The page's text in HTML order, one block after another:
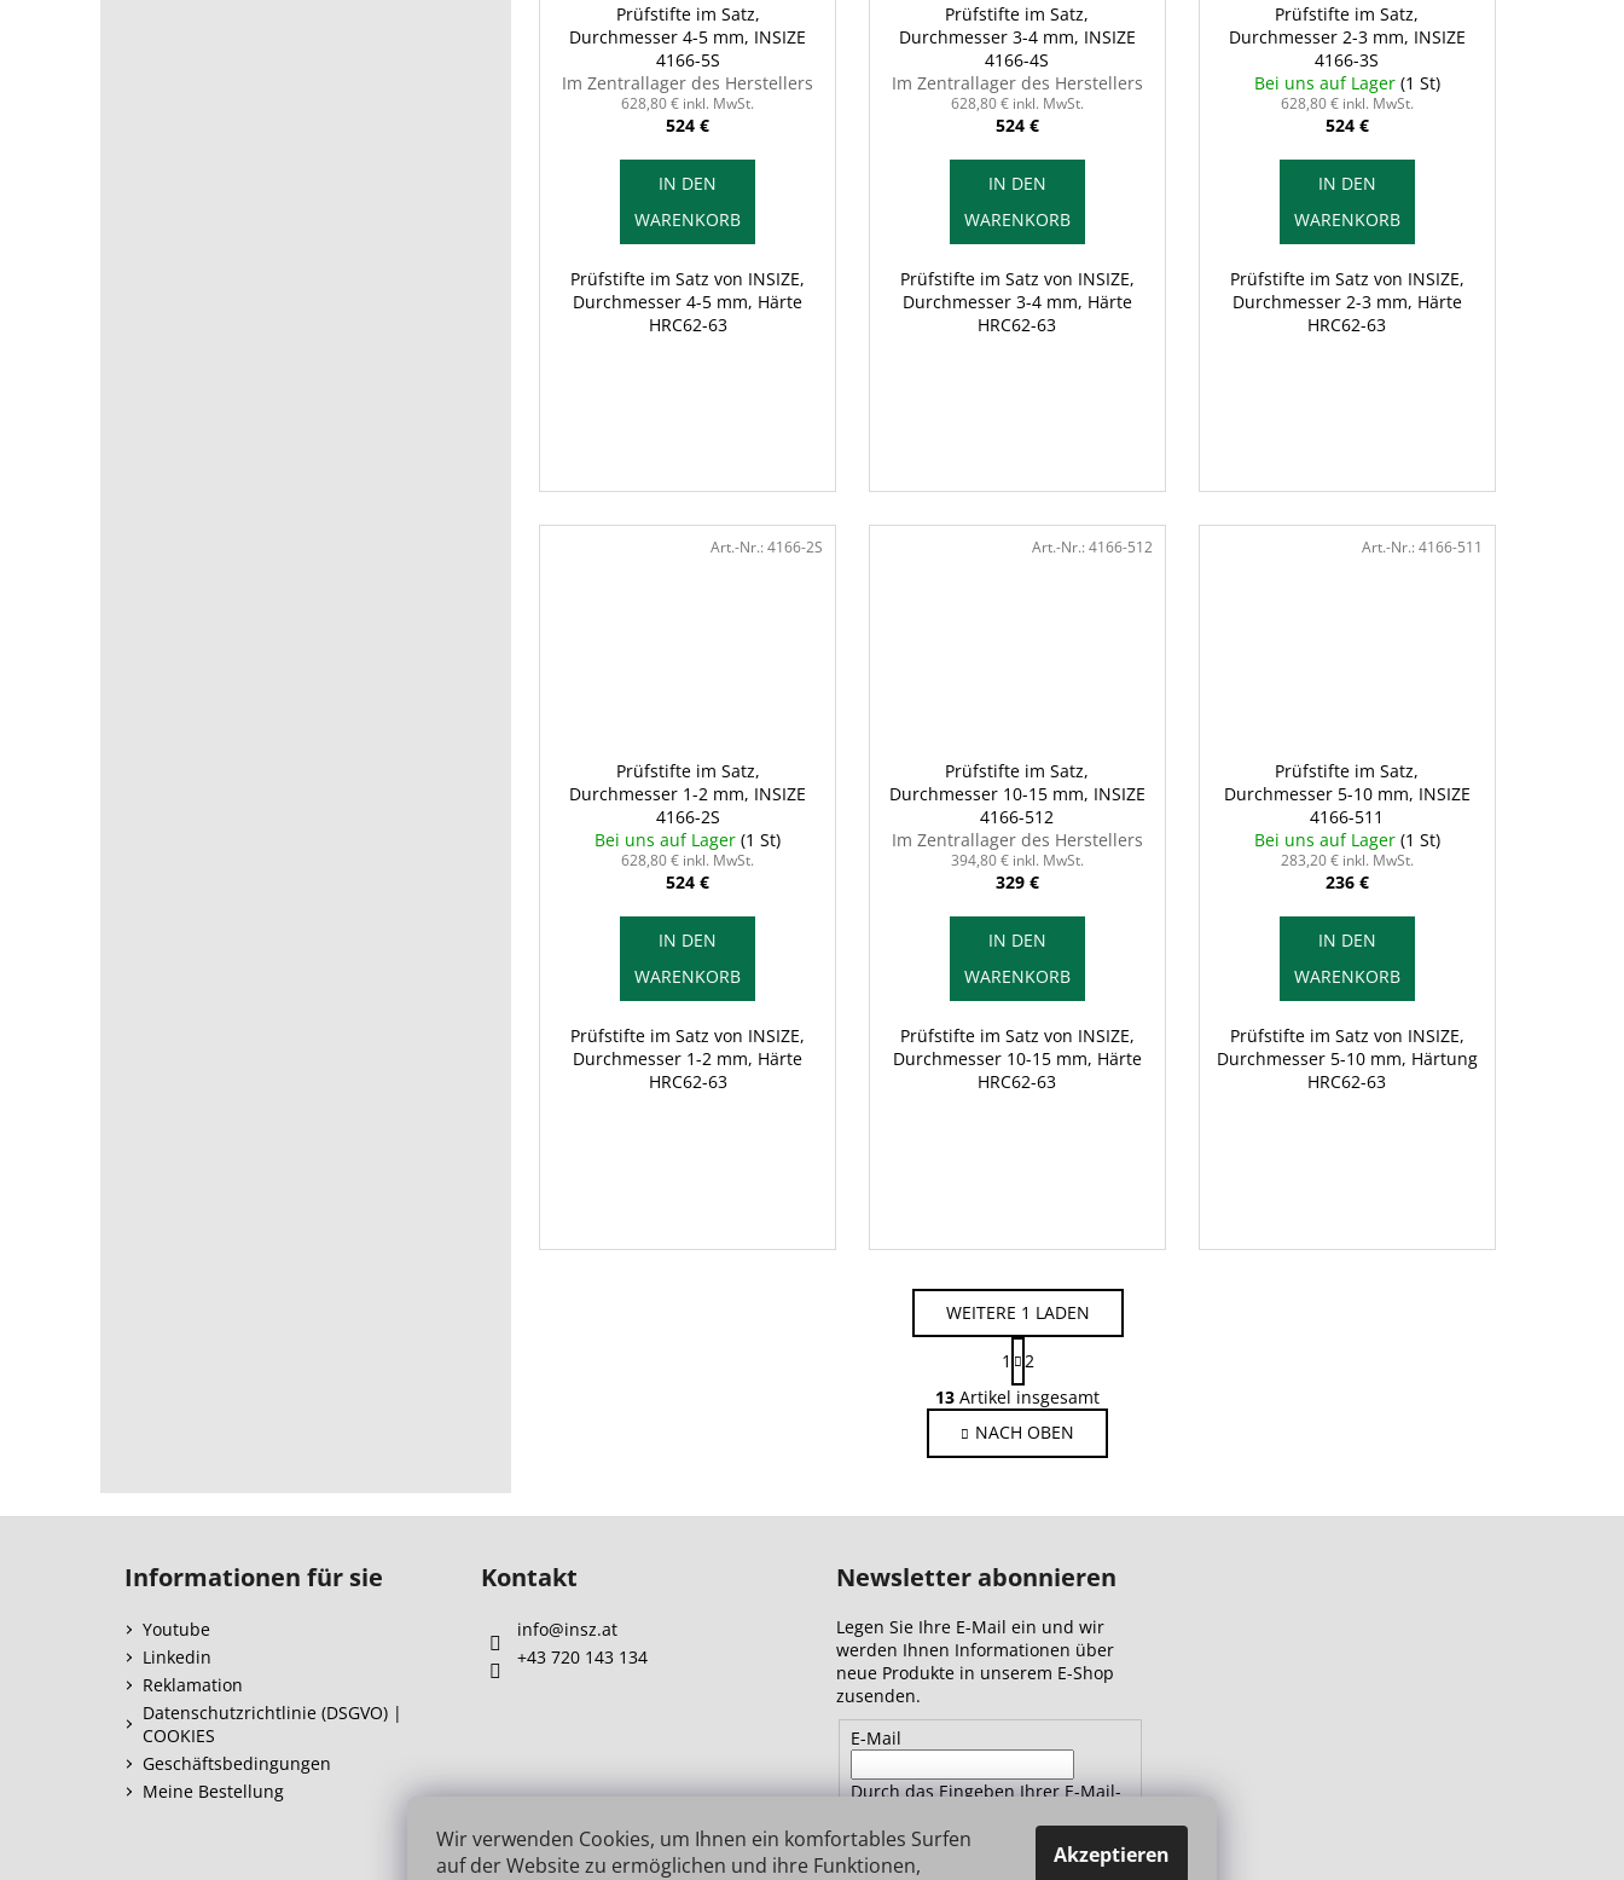
Wir verwenden Cookies, um Ihnen ein komfortables Surfen
auf der Website zu ermöglichen und ihre Funktionen,
Akzeptieren
Prüfstifte im Satz,
Durchmesser 4-5 mm, INSIZE
4166-5S
Im Zentrallager des Herstellers
628,80 € inkl. MwSt.
524 €
IN DEN
WARENKORB
Prüfstifte im Satz von INSIZE,
Durchmesser 4-5 mm, Härte
HRC62-63
Prüfstifte im Satz,
Durchmesser 3-4 mm, INSIZE
4166-4S
Im Zentrallager des Herstellers
628,80 € inkl. MwSt.
524 €
IN DEN
WARENKORB
Prüfstifte im Satz von INSIZE,
Durchmesser 3-4 mm, Härte
HRC62-63
Prüfstifte im Satz,
Durchmesser 2-3 mm, INSIZE
4166-3S
Bei uns auf Lager (1 St)
628,80 € inkl. MwSt.
524 €
IN DEN
WARENKORB
Prüfstifte im Satz von INSIZE,
Durchmesser 2-3 mm, Härte
HRC62-63
Prüfstifte im Satz,
Durchmesser 1-2 mm, INSIZE
4166-2S
Bei uns auf Lager(1 St)
628,80 € inkl. MwSt.
524 €
IN DEN
WARENKORB
Prüfstifte im Satz von INSIZE,
Durchmesser 1-2 mm, Härte
HRC62-63
Art.-Nr.:4166-2S
Prüfstifte im Satz,
Durchmesser 10-15 mm, INSIZE
4166-512
Im Zentrallager des Herstellers
394,80 € inkl. MwSt.
329 €
IN DEN
WARENKORB
Prüfstifte im Satz von INSIZE,
Durchmesser 10-15 mm, Härte
HRC62-63
Art.-Nr.: 4166-512
Prüfstifte im Satz,
Durchmesser 5-10 mm, INSIZE
4166-511
Bei uns auf Lager (1 St)
283,20 € inkl. MwSt.
236 €
IN DEN
WARENKORB
Prüfstifte im Satz von INSIZE,
Durchmesser 5-10 mm, Härtung
HRC62-63
Art.-Nr.: 4166-511
S
t
e
u
r
l
e
m
e
n
e
d
e
WEITERE 1 LADEN
P
a
g
i
n
i
g
1
2
13 Artikel insgesamt
NACH OBEN
Informationen für sie
Youtube
Linkedin
Reklamation
Datenschutzrichtlinie (DSGVO) |
COOKIES
Geschäftsbedingungen
Meine Bestellung
Kontakt
info@insz.at
+43 720 143 134
Newsletter abonnieren
Legen Sie Ihre E-Mail ein und wir
werden Ihnen Informationen über
neue Produkte in unserem E-Shop
zusenden.
E-Mail
Durch das Eingeben Ihrer E-Mail-
Datenschutzbestimmungen zu.